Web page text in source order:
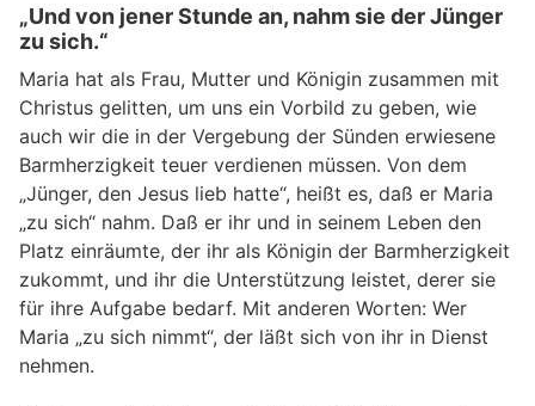
„Und von jener Stunde an, nahm sie der Jünger
zu sich.“
Maria hat als Frau, Mutter und Königin zusammen mit
Christus gelitten, um uns ein Vorbild zu geben, wie
auch wir die in der Vergebung der Sünden erwiesene
Barmherzigkeit teuer verdienen müssen. Von dem
„Jünger, den Jesus lieb hatte“, heißt es, daß er Maria
„zu sich“ nahm. Daß er ihr und in seinem Leben den
Platz einräumte, der ihr als Königin der Barmherzigkeit
zukommt, und ihr die Unterstützung leistet, derer sie
für ihre Aufgabe bedarf. Mit anderen Worten: Wer
Maria „zu sich nimmt“, der läßt sich von ihr in Dienst
nehmen.